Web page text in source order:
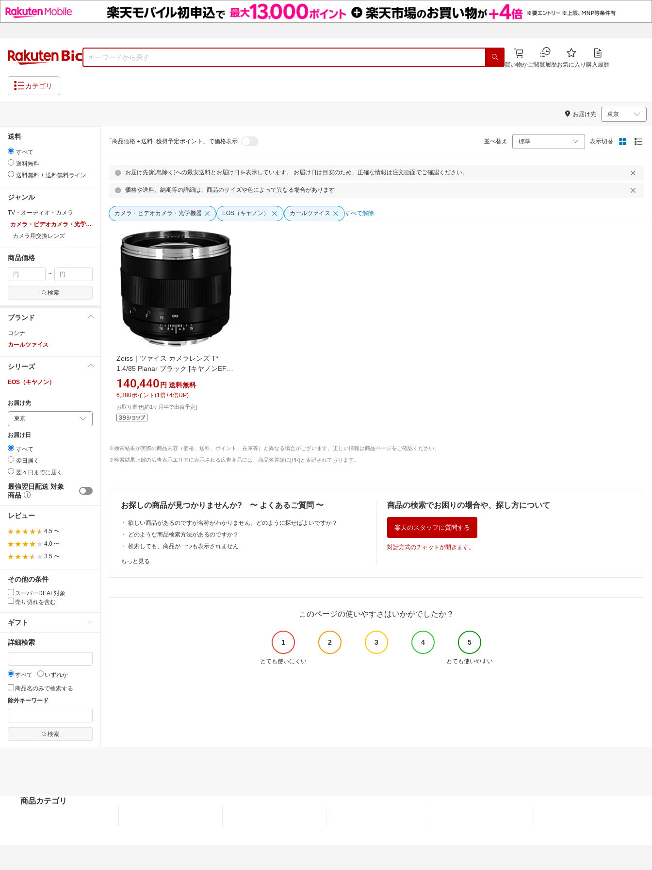
買い物かご閲覧履歴お気に入り 購入履歴
カテゴリ
お届け先
送料
すべて
送料無料
送料無料 + 送料無料ライン
ジャンル
TV・オーディオ・カメラ
カメラ・ビデオカメラ・光学機器
カメラ用交換レンズ
商品価格
~
検索
ブランド
コシナ
カールツァイス
シリーズ
EOS（キヤノン）
お届け先
お届け日
すべて
翌日届く
翌々日までに届く
最強翌日配送 対象
商品
レビュー
4.5 〜
4.0 〜
3.5 〜
その他の条件
スーパーDEAL対象
売り切れを含む
ギフト
詳細検索
すべて
いずれか
商品名のみで検索する
除外キーワード
検索
「商品価格＋送料−獲得予定ポイント」で価格表示 並べ替え 表示切替
お届け先(離島除く)への最安送料とお届け日を表示しています。 お届け日は目安のため、正確な情報は注文画面でご確認ください。
価格や送料、納期等の詳細は、商品のサイズや色によって異なる場合があります
カメラ・ビデオカメラ・光学機器 EOS（キヤノン） カールツァイス すべて解除
Zeiss｜ツァイス カメラレンズ T*
1.4/85 Planar ブラック [キヤノンEF /
単焦点レンズ][PLANART1485ZEBK]
140,440 円 送料無料
6,380ポイント (1 倍+4倍UP)
お取り寄せ[約1ヶ月半で出荷予定]
※検索結果が実際の商品内容（価格、送料、ポイント、在庫等）と異なる場合がございます。正しい情報は商品ページをご確認ください。
※検索結果上部の広告表示エリアに表示される広告商品には、商品名冒頭に[PR]と表記されております。
お探しの商品が見つかりませんか? 〜 よくあるご質問 〜
・ 欲しい商品があるのですが名称がわかりません。どのように探せばよいですか？
・
どのような商品検索方法があるのですか？
・ 検索しても、商品が一つも表示されません
もっと見る
商品の検索でお困りの場合や、探し方について
楽天のスタッフに質問する
対話方式のチャットが開きます。
このページの使いやすさはいかがでしたか？
1 2 3 4 5
とても使いにくい とても使いやすい
商品カテゴリ